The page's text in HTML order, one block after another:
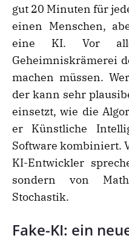
gut 20 Minuten für
einen Menschen,
eine KI. Vor
Geheimniskrämerei
machen müssen.
der kann sehr
einsetzt, wie die
er Künstliche
Software kombiniert.
KI-Entwickler
sondern von
Stochastik.
Fake-KI: ein